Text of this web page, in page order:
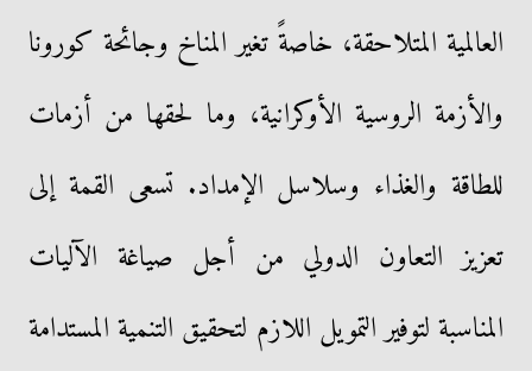
العالمية المتلاحقة، خاصةً تغير المناخ وجائحة كورونا
والأزمة الروسية الأوكرانية، وما لحقها من أزمات
للطاقة والغذاء وسلاسل الإمداد. تسعى القمة إلى
تعزيز التعاون الدولي من أجل صياغة الآليات
المناسبة لتوفير التمويل اللازم لتحقيق التنمية المستدامة